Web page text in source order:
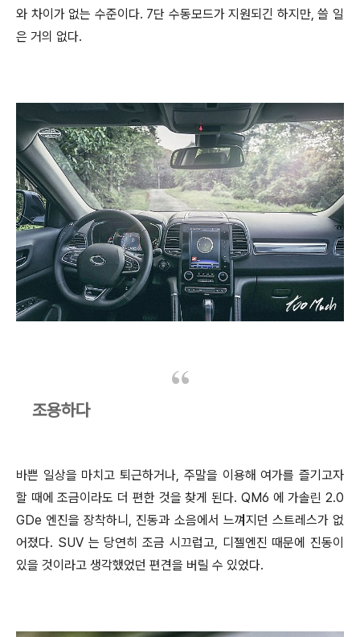
와 차이가 없는 수준이다. 7단 수동모드가 지원되긴 하지만, 쓸 일
은 거의 없다.
조용하다
바쁜 일상을 마치고 퇴근하거나, 주말을 이용해 여가를 즐기고자
할 때에 조금이라도 더 편한 것을 찾게 된다. QM6 에 가솔린 2.0
GDe 엔진을 장착하니, 진동과 소음에서 느껴지던 스트레스가 없
어졌다. SUV 는 당연히 조금 시끄럽고, 디젤엔진 때문에 진동이
있을 것이라고 생각했었던 편견을 버릴 수 있었다.